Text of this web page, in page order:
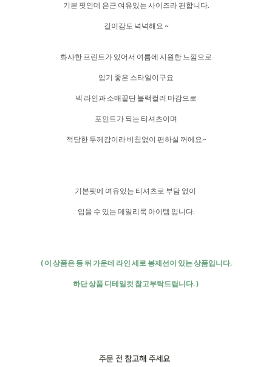
기본 핏인데 은근 여유있는 사이즈라 편합니다.
길이감도 넉넉해요 ~
화사한 프린트가 있어서 여름에 시원한 느낌으로
입기 좋은 스타일이구요
넥 라인과 소매끝단 블랙컬러 마감으로
포인트가 되는 티셔츠이며
적당한 두께감이라 비침없이 편하실 꺼에요~
기본핏에 여유있는 티셔츠로 부담 없이
입을 수 있는 데일리룩 아이템 입니다.
( 이 상품은 등 뒤 가운데 라인 세로 봉제선이 있는 상품입니다.
하단 상품 디테일컷 참고부탁드립니다. )